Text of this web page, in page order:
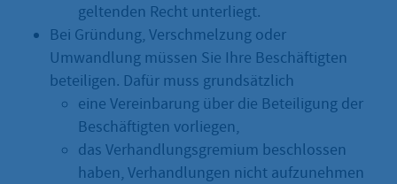
geltenden Recht unterliegt.
Bei Gründung, Verschmelzung oder
Umwandlung müssen Sie Ihre Beschäftigten
beteiligen. Dafür muss grundsätzlich
eine Vereinbarung über die Beteiligung der
Beschäftigten vorliegen,
das Verhandlungsgremium beschlossen
haben, Verhandlungen nicht aufzunehmen